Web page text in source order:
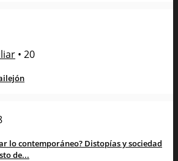
• 20
lo contemporáneo? Distopías y sociedad
de...